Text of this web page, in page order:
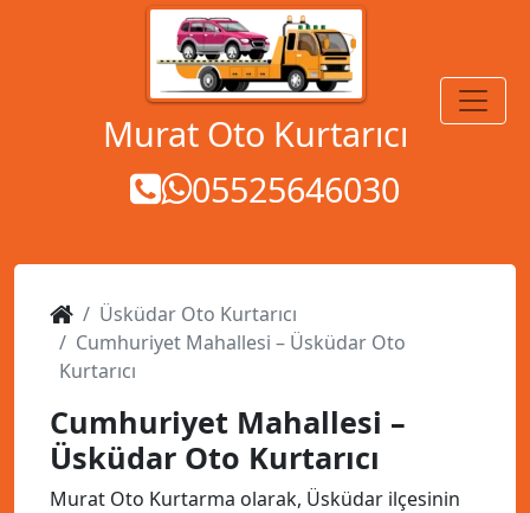
Murat Oto Kurtarıcı
05525646030
MENÜ
Üsküdar Oto Kurtarıcı
Cumhuriyet Mahallesi – Üsküdar Oto
Kurtarıcı
Cumhuriyet Mahallesi –
Üsküdar Oto Kurtarıcı
Murat Oto Kurtarma olarak, Üsküdar ilçesinin